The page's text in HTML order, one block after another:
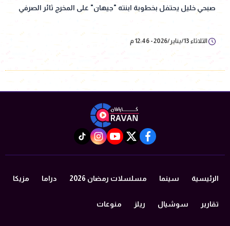
صبحي خليل يحتفل بخطوبة ابنته "جيهان" على المخرج ثائر الصرفي
الثلاثاء 13/يناير/2026 - 12:46 م
facebook
twitter
youtube
instagram
tiktok
الرئيسية سينما مسلسلات رمضان 2026 دراما مزيكا
تقارير سوشيال ريلز منوعات